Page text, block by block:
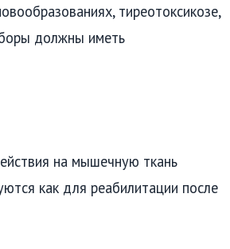
тиреотоксикозе,
должны иметь
на мышечную ткань
как для реабилитации после